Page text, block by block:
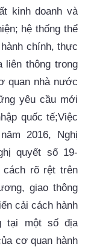
kinh doanh và
hệ thống thể
chính, thực
thông trong
quan nhà nước
yêu cầu mới
quốc tế;Việc
2016, Nghị
quyết số 19-
cách rõ rệt trên
giao thông
cải cách hành
tại một số địa
cơ quan hành